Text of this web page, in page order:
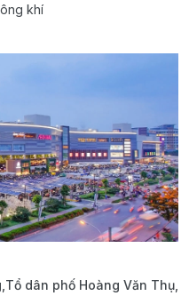
khí
dân phố Hoàng Văn Thụ,